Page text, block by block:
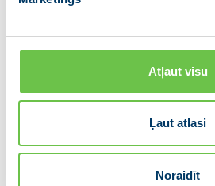
Atļaut visu
Ļaut atlasi
Noraidīt
iespējamo
patiesības
VIENOTĪBA